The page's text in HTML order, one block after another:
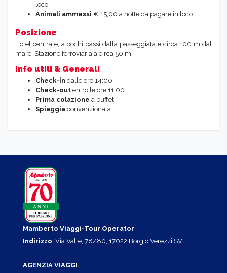
loco.
Animali ammessi € 15,00 a notte da pagare in loco.
Posizione
Hotel centrale, a pochi passi dalla passeggiata e circa 100 m dal
mare. Stazione ferroviaria a circa 50 m.
Info utili & Generali
Check-in dalle ore 14:00.
Check-out entro le ore 11:00.
Prima colazione a buffet.
Spiaggia convenzionata.
Mamberto Viaggi-Tour Operator
Indirizzo: Via Valle, 78/80, 17022 Borgio Verezzi SV
AGENZIA VIAGGI